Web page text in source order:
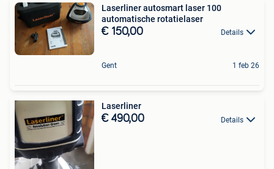
Laserliner autosmart laser 100
automatische rotatielaser
€ 150,00 Details
Gent 1 feb 26
Laserliner
€ 490,00 Details